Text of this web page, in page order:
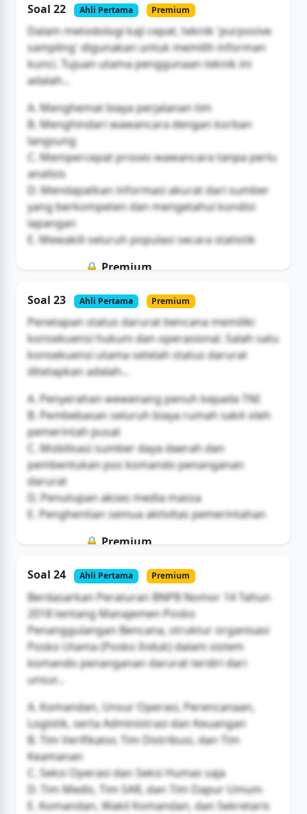
Buka Akses
Soal 22 Ahli Pertama Premium
Dalam metodologi kaji cepat, teknik 'purposive
sampling' digunakan untuk memilih informan
kunci. Tujuan utama penggunaan teknik ini
adalah...
A. Menghemat biaya perjalanan tim
B. Menghindari wawancara dengan korban
langsung
C. Mempercepat proses wawancara tanpa perlu
analisis
D. Mendapatkan informasi akurat dari sumber
yang berkompeten dan mengetahui kondisi
lapangan
E. Mewakili seluruh populasi secara statistik
🔒 Premium
Buka Akses
Soal 23 Ahli Pertama Premium
Penetapan status darurat bencana memiliki
konsekuensi hukum dan operasional. Salah satu
konsekuensi utama setelah status darurat
ditetapkan adalah...
A. Penyerahan wewenang penuh kepada TNI
B. Pembebasan seluruh biaya rumah sakit oleh
pemerintah pusat
C. Mobilisasi sumber daya daerah dan
pembentukan pos komando penanganan
darurat
D. Penutupan akses media massa
E. Penghentian semua aktivitas pemerintahan
🔒 Premium
Buka Akses
Soal 24 Ahli Pertama Premium
Berdasarkan Peraturan BNPB Nomor 14 Tahun
2018 tentang Manajemen Posko
Penanggulangan Bencana, struktur organisasi
Posko Utama (Posko Induk) dalam sistem
komando penanganan darurat terdiri dari
unsur...
A. Komandan, Unsur Operasi, Perencanaan,
Logistik, serta Administrasi dan Keuangan
B. Tim Verifikator, Tim Distribusi, dan Tim
Keamanan
C. Seksi Operasi dan Seksi Humas saja
D. Tim Medis, Tim SAR, dan Tim Dapur Umum
E. Komandan, Wakil Komandan, dan Sekretaris